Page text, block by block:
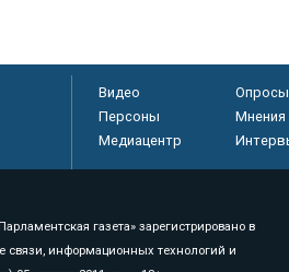
Видео Опросы
Персоны
Мнения
Медиацентр
газета» зарегистрировано в
связи, информационных технологий и